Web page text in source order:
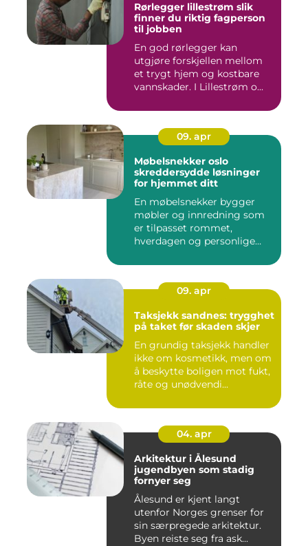
Rørlegger lillestrøm slik
finner du riktig fagperson
til jobben
En god rørlegger kan
utgjøre forskjellen mellom
et trygt hjem og kostbare
vannskader. I Lillestrøm o...
09. apr
Møbelsnekker oslo
skreddersydde løsninger
for hjemmet ditt
En møbelsnekker bygger
møbler og innredning som
er tilpasset rommet,
hverdagen og personlige
09. apr
Taksjekk sandnes: trygghet
på taket før skaden skjer
En grundig taksjekk handler
ikke om kosmetikk, men om
å beskytte boligen mot fukt,
råte og unødvendi...
04. apr
Arkitektur i Ålesund
jugendbyen som stadig
fornyer seg
Ålesund er kjent langt
utenfor Norges grenser for
sin særpregede arkitektur.
Byen reiste seg fra ask...